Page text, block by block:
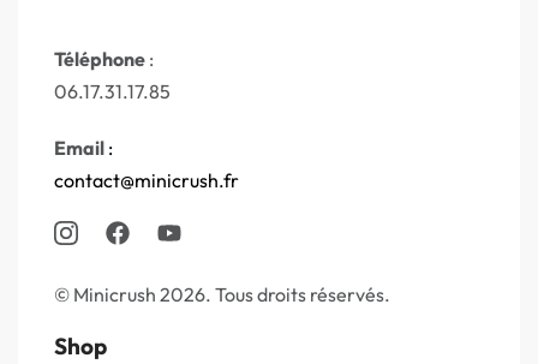
Téléphone :
06.17.31.17.85
Email :
contact@minicrush.fr
© Minicrush 2026. Tous droits réservés.
Shop